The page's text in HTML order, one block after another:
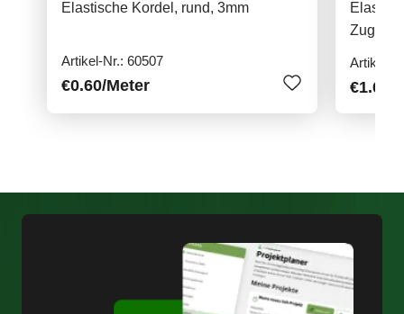
Elastische Kordel, rund, 3mm
Artikel-Nr.: 60507
€0.60/Meter
Zug
Artikel-
€1.60